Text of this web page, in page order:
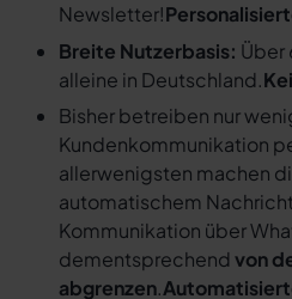
Newsletter!
Breite Nutzerbasis: Über
alleine in Deutschland.
Bisher betreiben nur
Kundenkommunikation
allerwenigsten machen
automatischem
Kommunikation über
dementsprechendvon
abgrenzen.